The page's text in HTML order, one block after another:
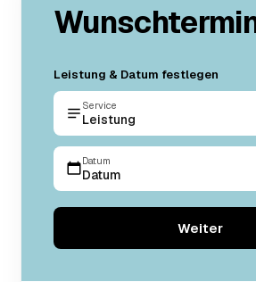
Leistung & Datum festlegen
Service
Leistung
Datum
Datum
Weiter